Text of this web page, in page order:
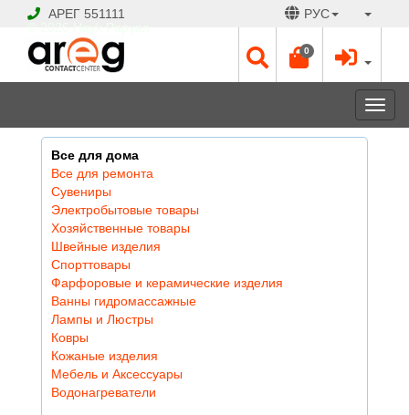
АРЕГ 551111 РУС
0
Все для дома
Все для ремонта
Сувениры
Электробытовые товары
Хозяйственные товары
Швейные изделия
Спорттовары
Фарфоровые и керамические изделия
Ванны гидромассажные
Лампы и Люстры
Ковры
Кожаные изделия
Мебель и Аксессуары
Водонагреватели